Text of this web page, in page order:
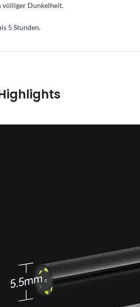
völliger Dunkelheit.
5 Stunden.